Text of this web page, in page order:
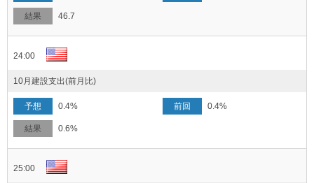
46.7
24:00
10月建設支出(前月比)
0.4% 0.4%
0.6%
25:00